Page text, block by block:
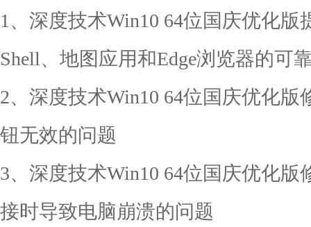
1、深度技术Win10 64位国庆优化版
Shell、地图应用和Edge浏览器的可
2、深度技术Win10 64位国庆优化
钮无效的问题
3、深度技术Win10 64位国庆优化
接时导致电脑崩溃的问题